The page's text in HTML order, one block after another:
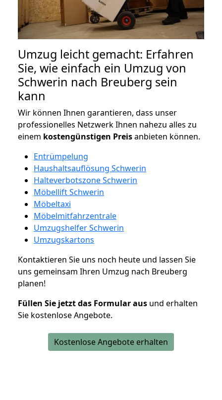
Umzug leicht gemacht: Erfahren
Sie, wie einfach ein Umzug von
Schwerin nach Breuberg sein
kann
Wir können Ihnen garantieren, dass unser
professionelles Netzwerk Ihnen nahezu alles zu
einem kostengünstigen Preisanbieten können.
Entrümpelung
Haushaltsauflösung Schwerin
Halteverbotszone Schwerin
Möbellift Schwerin
Möbeltaxi
Möbelmitfahrzentrale
Umzugshelfer Schwerin
Umzugskartons
Kontaktieren Sie uns noch heute und lassen Sie
uns gemeinsam Ihren Umzug nach Breuberg
planen!
Füllen Sie jetzt das Formular aus und erhalten
Sie kostenlose Angebote.
Kostenlose Angebote erhalten